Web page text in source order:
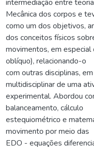
intermediação entre
Mecânica dos corpos e
como um dos objetivos,
dos conceitos físicos
movimentos, em
oblíquo), relacionando-o
com outras disciplinas,
multidisciplinar de uma
experimental. Abordou
balanceamento, cálculo
estequiométrico e
movimento por meio das
EDO - equações